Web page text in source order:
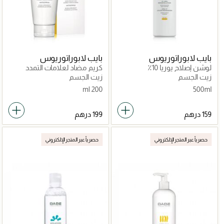
بايب لابوراتوريوس
لوشن إصلاح يوريا 10٪
زيت الجسم
500ml
بايب لابوراتوريوس
كريم مضاد لعلامات التمدد
زيت الجسم
200 ml
حصرياً عبر المتجر الإلكتروني حصرياً عبر المتجر الإلكتروني